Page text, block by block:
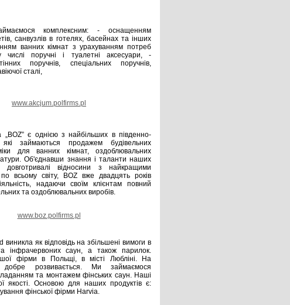
комплексним: - оснащенням
санвузлів в готелях, басейнах та інших
ванних кімнат з урахуванням потреб
числі поручні і туалетні аксесуари, -
поручнів, спеціальних поручнів,
сталі,
www.akcjum.polfirms.pl
„BOZ” є однією з найбільших в південно-
займаються продажем будівельних
для ванних кімнат, оздоблювальних
Об'єднавши знання і таланти наших
довготривалі відносини з найкращими
всьому світу, BOZ вже двадцять років
надаючи своїм клієнтам повний
та оздоблювальних виробів.
www.boz.polfirms.pl
як відповідь на збільшені вимоги в
інфрачервоних саун, а також парилок.
фірми в Польщі, в місті Любліні. На
добре розвивається. Ми займаємося
та монтажем фінських саун. Наші
якості. Основою для наших продуктів є:
фінської фірми Harvia.